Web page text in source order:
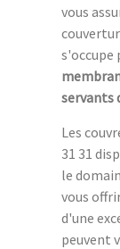
vous
s'occupe
servants
Les
31 31
le
vous
d'une
peuvent